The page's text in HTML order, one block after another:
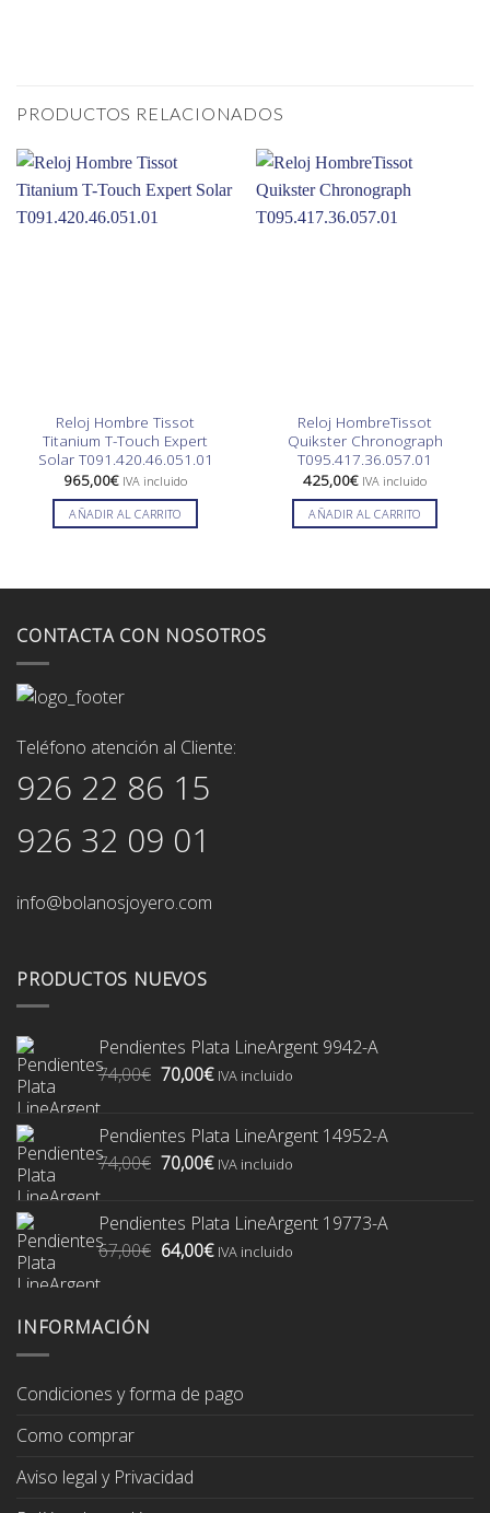
PRODUCTOS RELACIONADOS
Reloj Hombre Tissot
Titanium T-Touch Expert
Solar T091.420.46.051.01
965,00€ IVA incluido
AÑADIR AL CARRITO
Reloj HombreTissot
Quikster Chronograph
T095.417.36.057.01
425,00€ IVA incluido
AÑADIR AL CARRITO
CONTACTA CON NOSOTROS
Teléfono atención al Cliente:
926 22 86 15
926 32 09 01
info@bolanosjoyero.com
PRODUCTOS NUEVOS
Pendientes Plata LineArgent 9942-A
74,00€ El
era:
74,00€.
70,00€El
es:
70,00€.
IVA incluido
Pendientes Plata LineArgent 14952-A
74,00€ El
era:
74,00€.
70,00€El
es:
70,00€.
IVA incluido
Pendientes Plata LineArgent 19773-A
67,00€ El
64,00€ElIVA incluido
INFORMACIÓN
Condiciones y forma de pago
Como comprar
Aviso legal y Privacidad